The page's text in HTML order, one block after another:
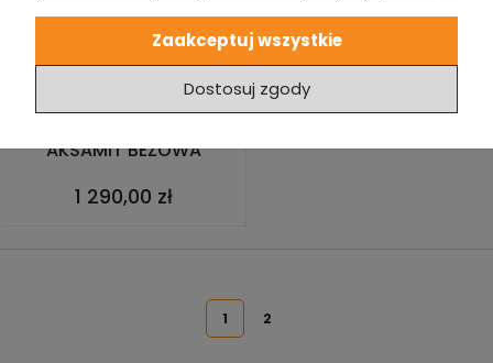
ELEGANCKA PIKOWANA
AKSAMIT BEŻOWA
1 290,00 zł
1 2
Dostosuj zgody
Zaakceptuj wszystkie